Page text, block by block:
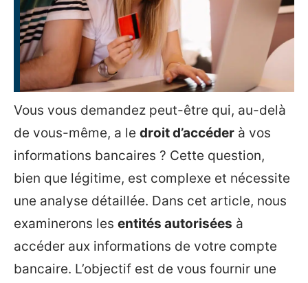
Vous vous demandez peut-être qui, au-delà
de vous-même, a le droit d’accéder à vos
informations bancaires ? Cette question,
bien que légitime, est complexe et nécessite
une analyse détaillée. Dans cet article, nous
examinerons les entités autorisées à
accéder aux informations de votre compte
bancaire. L’objectif est de vous fournir une